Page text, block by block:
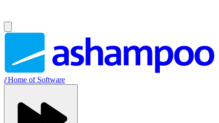
//Home of Software